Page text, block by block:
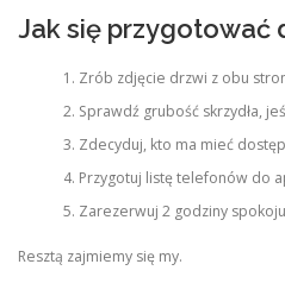
Jak się przygotować
Zrób zdjęcie drzwi z obu
Sprawdź grubość skrzydła,
Zdecyduj, kto ma mieć dostęp
Przygotuj listę telefonów do
Zarezerwuj 2 godziny spokoju
Resztą zajmiemy się my.